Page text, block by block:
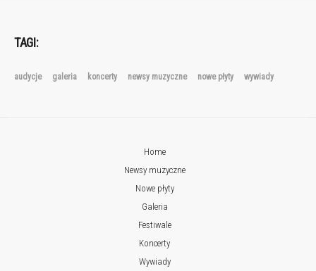
TAGI:
audycje galeria koncerty newsy muzyczne nowe płyty wywiady
Home
Newsy muzyczne
Nowe płyty
Galeria
Festiwale
Koncerty
Wywiady